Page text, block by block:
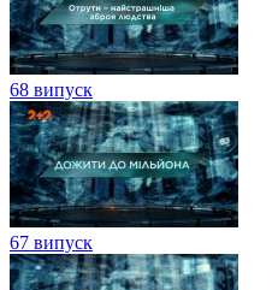
68 випуск
67 випуск